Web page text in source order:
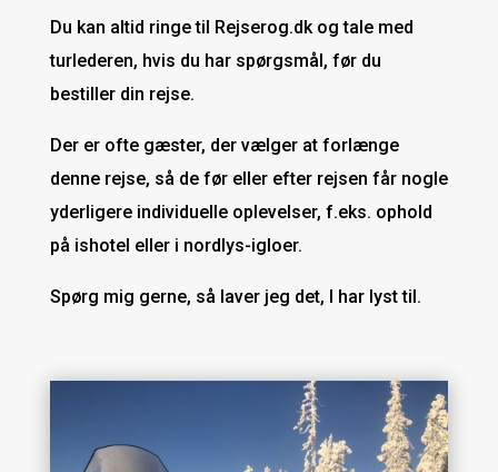
Du kan altid ringe til Rejserog.dk og tale med
turlederen, hvis du har spørgsmål, før du
bestiller din rejse.
Der er ofte gæster, der vælger at forlænge
denne rejse, så de før eller efter rejsen får nogle
yderligere individuelle oplevelser, f.eks. ophold
på ishotel eller i nordlys-igloer.
Spørg mig gerne, så laver jeg det, I har lyst til.